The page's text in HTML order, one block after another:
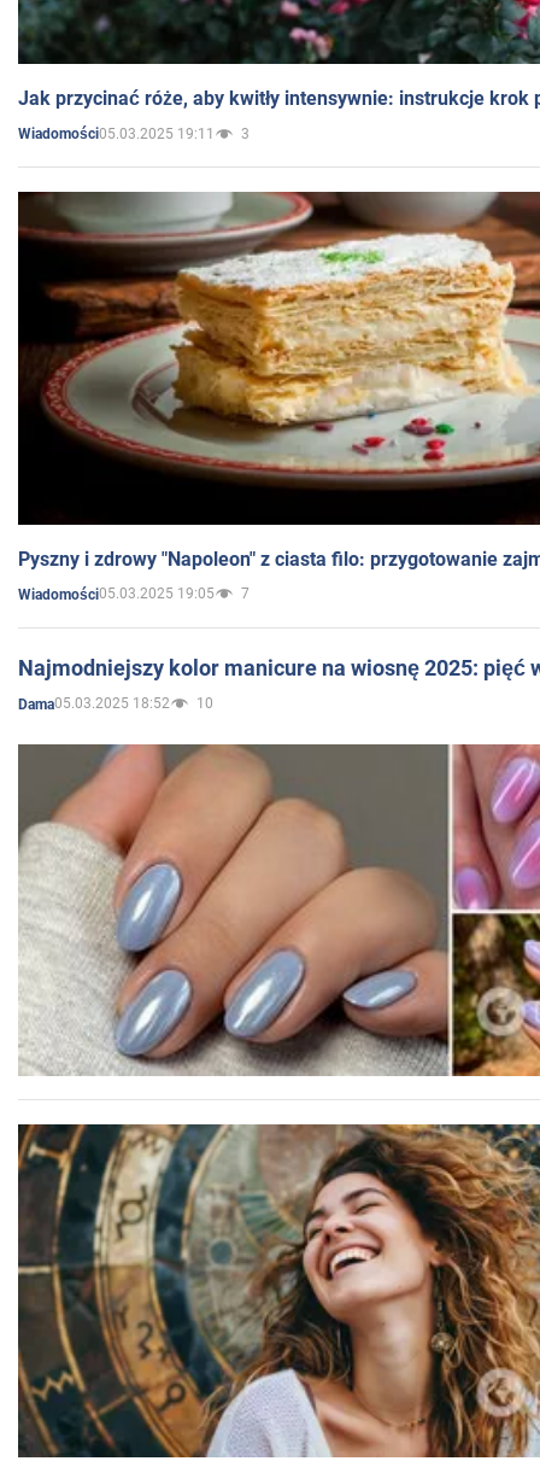
Jak przycinać róże, aby kwitły intensywnie: instrukcje krok
Wiadomości05.03.2025 19:11 3
Pyszny i zdrowy "Napoleon" z ciasta filo: przygotowanie
Wiadomości05.03.2025 19:05 7
Najmodniejszy kolor manicure na wiosnę 2025: pięć
Dama05.03.2025 18:52 10